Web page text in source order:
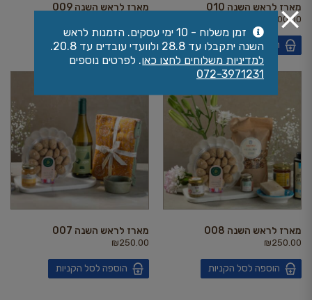
מארז לראש השנה 010
300.00
הוספה לסל הקניות
מארז לראש השנה 009
הוספה לסל הקניות
מארז לראש השנה 008
₪250.00
הוספה לסל הקניות
מארז לראש השנה 007
₪250.00
הוספה לסל הקניות
זמן משלוח - 10 ימי עסקים. הזמנות לראש
השנה יתקבלו עד 28.8 ולוועדי עובדים עד 20.8.
למדיניות משלוחים לחצו כאן. לפרטים נוספים
072-3971231